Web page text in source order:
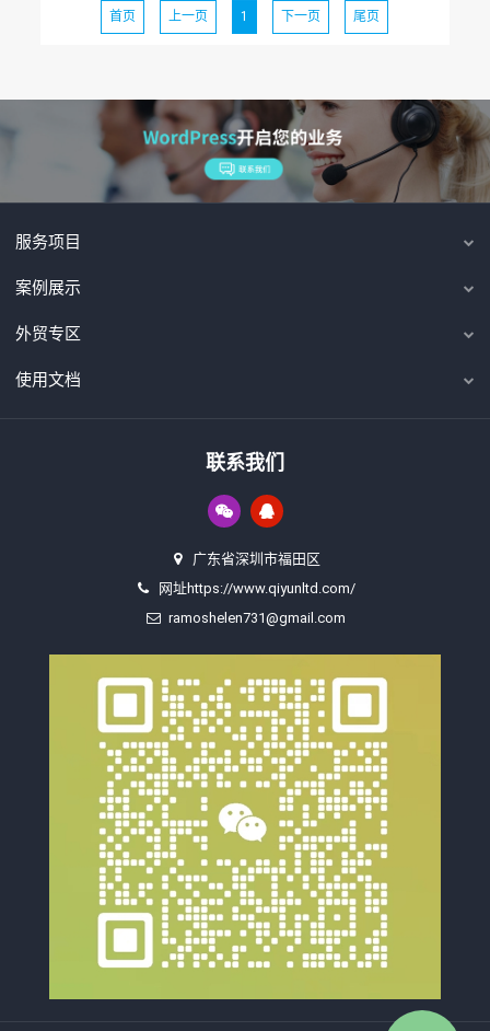
首页 上一页 1 下一页 尾页
服务项目
案例展示
外贸专区
使用文档
联系我们
广东省深圳市福田区
网址https://www.qiyunltd.com/
ramoshelen731@gmail.com